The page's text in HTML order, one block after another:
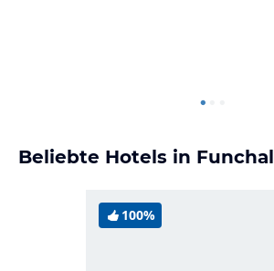
Beliebte Hotels in Funchal
100%